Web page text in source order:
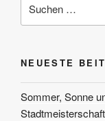
nach:
NEUESTE
Sommer, Sonne